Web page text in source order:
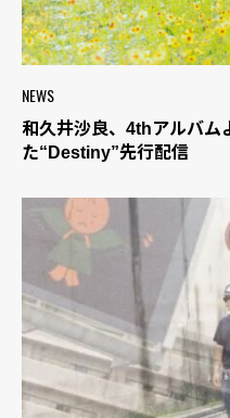
NEWS
和久井沙良、4thアルバム
た“Destiny”先行配信